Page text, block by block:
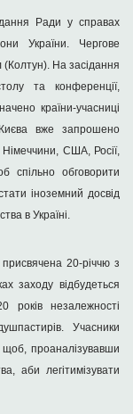
Ради у справах
України. Чергове
(Колтун). На засідання
та конференції,
країни-учасниці
вже запрошено
Німеччини, США, Росії,
спільно обговорити
іноземний досвід
в Україні.
20-річчю з
заходу відбудеться
років незалежності
Учасники
щоб, проаналізувавши
аби легітимізувати